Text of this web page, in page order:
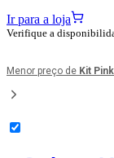
Ir para a loja
Verifique a
Menor preço de Kit